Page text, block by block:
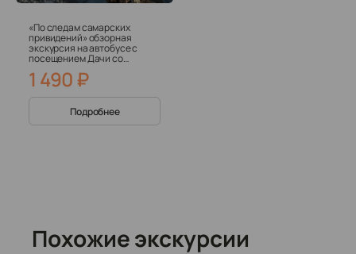
«По следам самарских
привидений» обзорная
экскурсия на автобусе с
посещением Дачи со
1 490₽
Подробнее
Похожие экскурсии